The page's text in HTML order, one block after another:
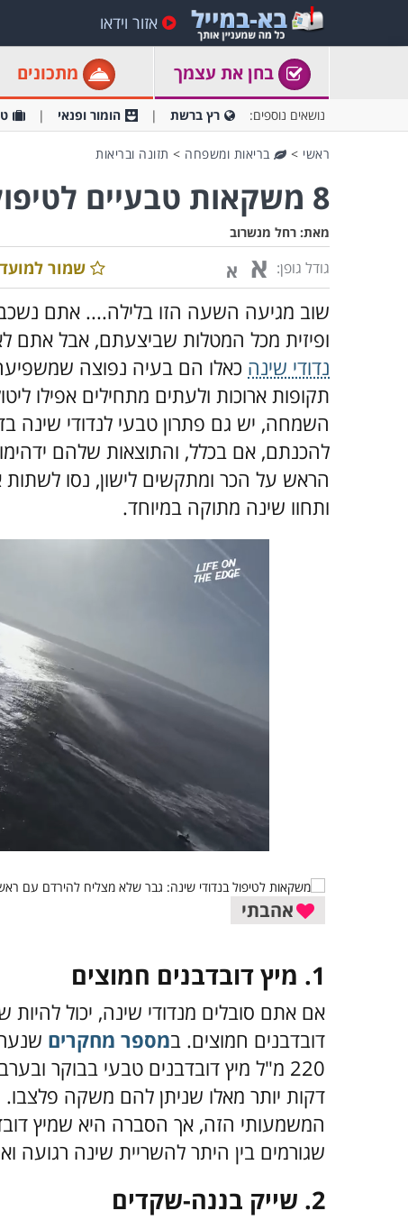
אזור וידאו
בחן את עצמך מתכונים
נושאים נוספים: רץ ברשת הומור ופנאי
ראשי > בריאות ומשפחה > תזונה ובריאות
8 משקאות טבעיים לטיפול בנדודי שינה
מאת: רחל מנשרוב
גודל גופן: א א שמור
שוב מגיעה השעה הזו בלילה.... אתם
ופיזית מכל המטלות שביצעתם, אבל אתם
נדודי שינה כאלו הם בעיה נפוצה
תקופות ארוכות ולעתים מתחילים אפילו
השמחה, יש גם פתרון טבעי לנדודי שינה
להכנתם, אם בכלל, והתוצאות שלהם
ותחוו שינה מתוקה במיוחד.
אהבתי
1. מיץ דובדבנים חמוצים
אם אתם סובלים מנדודי שינה, יכול
דובדבנים חמוצים. במספר מחקרים
דקות יותר מאלו שניתן להם משקה
המשמעותי הזה, אך הסברה היא שמיץ
שגורמים בין היתר להשריית שינה רגועה
2. שייק בננה-שקדים